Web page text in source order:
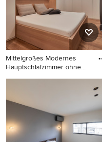
Mittelgroßes Modernes
Hauptschlafzimmer ohne
Mittelgroßes Modernes
Kamin mit weißer Wandfarbe,
dunklem Holzboden und
braunem Boden in Stuttgart